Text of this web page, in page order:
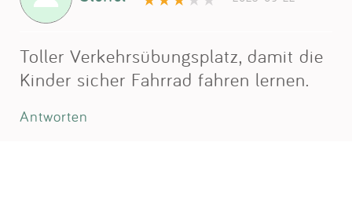
Toller Verkehrsübungsplatz, damit die
Kinder sicher Fahrrad fahren lernen.
Antworten